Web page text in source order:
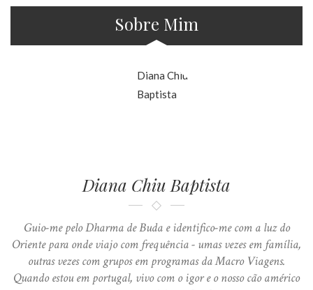
Sobre Mim
Diana Chiu Baptista
Guio-me pelo Dharma de Buda e identifico-me com a luz do
Oriente para onde viajo com frequência - umas vezes em família,
outras vezes com grupos em programas da Macro Viagens.
Quando estou em portugal, vivo com o igor e o nosso cão américo